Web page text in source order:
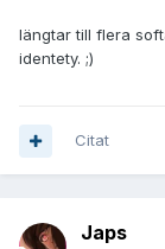
längtar till flera
identety. ;)
Citat
Japs